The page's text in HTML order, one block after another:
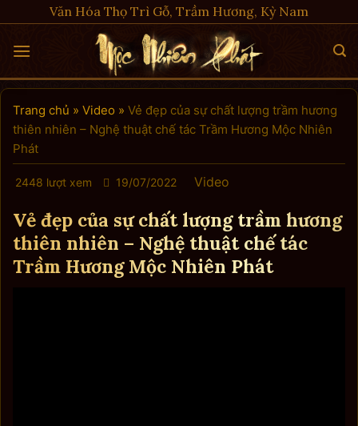
to
content
Văn Hóa Thọ Trì Gỗ, Trầm Hương, Kỳ Nam
Trang chủ » Video » Vẻ đẹp của sự chất lượng trầm hương
thiên nhiên – Nghệ thuật chế tác Trầm Hương Mộc Nhiên
Phát
2448 lượt xem 19/07/2022 Video
Vẻ đẹp của sự chất lượng trầm hương
thiên nhiên – Nghệ thuật chế tác
Trầm Hương Mộc Nhiên Phát